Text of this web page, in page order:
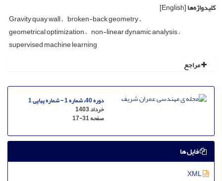
کلیدواژه‌ها[English]
Gravity quay wall broken-back geometry
geometrical optimization non-linear dynamic analysis
supervised machine learning
مراجع
دوره 40، شماره 1 - شماره پیاپی 1
خرداد 1403
صفحه17-31
فایل ها